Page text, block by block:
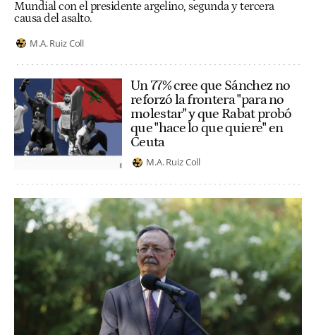
Mundial con el presidente argelino, segunda y tercera
causa del asalto.
M.A. Ruiz Coll
Un 77% cree que Sánchez no
reforzó la frontera "para no
molestar" y que Rabat probó
que "hace lo que quiere" en
Ceuta
M.A. Ruiz Coll